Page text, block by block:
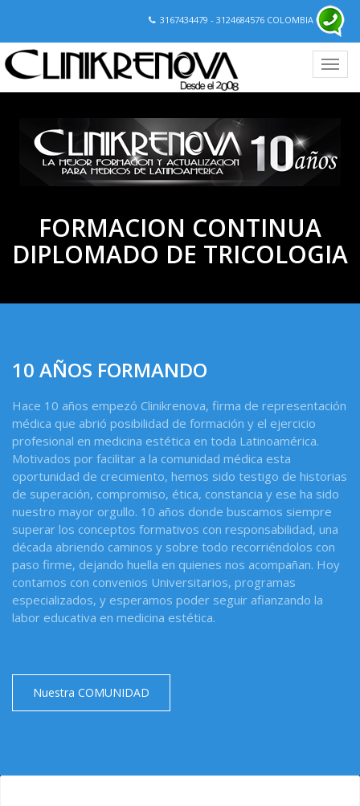
3167434479 - 3124684576 COLOMBIA
FORMACION CONTINUA
DIPLOMADO DE TRICOLOGIA
10 AÑOS FORMANDO
Hace 10 años empezó Clinikrenova, firma de representación
médica que abrió posibilidad de formación y el ejercicio
profesional en medicina estética en toda Latinoamérica.
Motivados por facilitar a la comunidad médica esta
oportunidad de crecimiento, hemos sido testigo de historias
de superación, compromiso, ética, constancia y ese ha sido
nuestro mayor orgullo. 10 años donde buscamos siempre
superar los conceptos formativos con responsabilidad, una
década abriendo caminos y sobre todo recorriéndolos con
paso firme, dejando huella en quienes nos acompañan. Hoy
contamos con convenios Universitarios, programas
especializados, y esperamos poder seguir afianzando la
labor educativa en medicina estética.
Nuestra COMUNIDAD